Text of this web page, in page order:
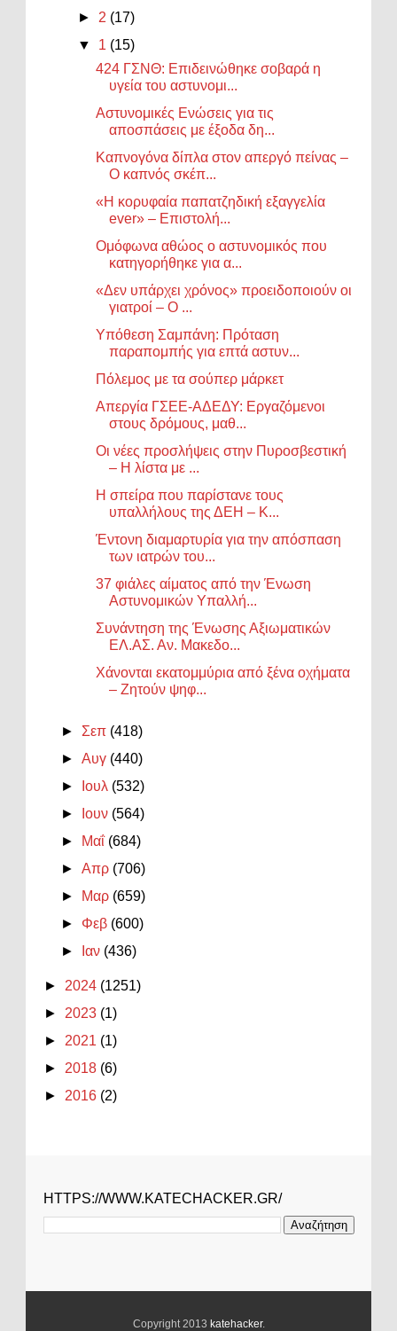
► 2 (17)
▼ 1 (15)
424 ΓΣΝΘ: Επιδεινώθηκε σοβαρά η
υγεία του αστυνομι...
Αστυνομικές Ενώσεις για τις
αποσπάσεις με έξοδα δη...
Καπνογόνα δίπλα στον απεργό πείνας –
Ο καπνός σκέπ...
«Η κορυφαία παπατζηδική εξαγγελία
ever» – Επιστολή...
Ομόφωνα αθώος ο αστυνομικός που
κατηγορήθηκε για α...
«Δεν υπάρχει χρόνος» προειδοποιούν οι
γιατροί – Ο ...
Υπόθεση Σαμπάνη: Πρόταση
παραπομπής για επτά αστυν...
Πόλεμος με τα σούπερ μάρκετ
Απεργία ΓΣΕΕ-ΑΔΕΔΥ: Εργαζόμενοι
στους δρόμους, μαθ...
Οι νέες προσλήψεις στην Πυροσβεστική
– Η λίστα με ...
Η σπείρα που παρίστανε τους
υπαλλήλους της ΔΕΗ – Κ...
Έντονη διαμαρτυρία για την απόσπαση
των ιατρών του...
37 φιάλες αίματος από την Ένωση
Αστυνομικών Υπαλλή...
Συνάντηση της Ένωσης Αξιωματικών
ΕΛ.ΑΣ. Αν. Μακεδο...
Χάνονται εκατομμύρια από ξένα οχήματα
– Ζητούν ψηφ...
► Σεπ (418)
►Αυγ (440)
►
Ιουλ (532)
►
Ιουν (564)
►
Μαΐ (684)
►Απρ (706)
►
Μαρ (659)
► Φεβ (600)
►
Ιαν (436)
► 2024 (1251)
► 2023 (1)
► 2021 (1)
► 2018 (6)
► 2016 (2)
HTTPS://WWW.KATECHACKER.GR/
Copyright 2013 katehacker.